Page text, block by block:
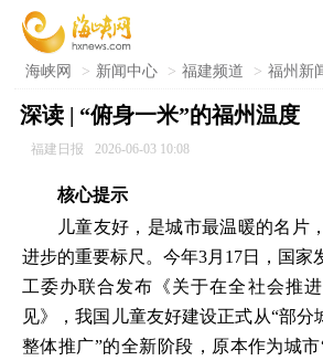
海峡网 > 新闻中心 > 福建频道 > 福州新
深读 | “俯身一米”的福州温度
福建日报 2026-06-03 10:08
核心提示
儿童友好，是城市最温暖的名片
进步的重要标尺。今年3月17日，国家
工委办联合发布《关于在全社会推
见》，我国儿童友好建设正式从“部分
整体推广”的全新阶段，原本作为城